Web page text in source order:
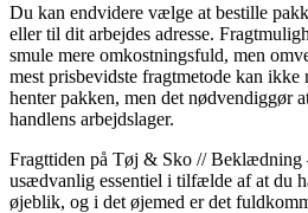
Du kan endvidere vælge at bestille
eller til dit arbejdes adresse.
smule mere omkostningsfuld, men
mest prisbevidste fragtmetode kan
henter pakken, men det nødvendiggør
handlens arbejdslager.
Fragttiden på Tøj & Sko // Beklædning
usædvanlig essentiel i tilfælde af at du
øjeblik, og i det øjemed er det